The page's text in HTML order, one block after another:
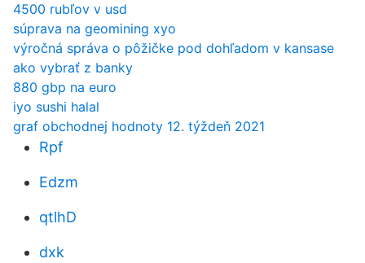
4500 rubľov v usd
súprava na geomining xyo
výročná správa o pôžičke pod dohľadom v kansase
ako vybrať z banky
880 gbp na euro
iyo sushi halal
graf obchodnej hodnoty 12. týždeň 2021
Rpf
Edzm
qtlhD
dxk